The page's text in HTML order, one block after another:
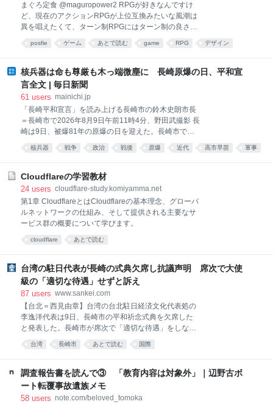
が、やったことを残してみます。 2026年6月にGoogle
のエンジニアリングリーダー Addy Osmani 氏が名付
けた概念で、こう表現されています。 Loop
engineering is replacing yourself as the person who
り、途中で休憩したりできるのがターン制の良さじゃない
ですか もっとターン制を煮詰めて欲しい→「既出だと思う
がここはオクトパストラベラーを推したい(´・ω・｀)」
まぐろ定食 @maguropower2 RPGが好きなんですけ
ど、現在のアクションRPGが上位互換みたいな風潮は
異を唱えたくて、ターン制RPGにはターン制の良さが
あると思ってます 一手をじっくり考えられたり、途中
で休憩したりできるのがターン制の良さじゃないです
15:27:27
posfie ゲーム あとで読む game RPG デザイン
核兵器は命も尊厳も木っ端微塵に 長崎原爆の日、平和宣
言全文 | 毎日新聞
61 users mainichi.jp
「長崎平和宣言」を読み上げる長崎市の鈴木史朗市長
＝長崎市で2026年8月9日午前11時4分、野田武撮影 長
崎は9日、被爆81年の原爆の日を迎えた。長崎市で平
和祈念式典が開かれ、鈴木史朗市長が長崎平和宣言を
読み上げた。全文は次の通り。 1945年8月9日、米軍
を破壊し、その年の終わりまでに人口の3分の2にあた
る15万もの人々が死傷しました。 13歳で被爆した
故・吉田勝二さんは、地獄のような惨状をこう語って
います。 爆心地の方に向かうと黒焦げで炭化した人、
目が飛び出ている人、内臓が飛び出した人、手足がな
と、ここも焼けただれた多くの人が、油と血と汚れた
は、全身血だらけ、皮膚は剥がれ体の下の方にだらり
とぶら下がっていた。顔も皮膚は付いていたものの、
どす黒く焼
核兵器 戦争 政治 戦後 原爆 近代 高市早苗 軍事
Cloudflareの学習教材
24 users cloudflare-study.komiyamma.net
第1章 CloudflareとはCloudflareの基本理念、グローバ
ルネットワークの仕組み、そして提供される主要なサ
ービス群の概要について学びます。
cloudflare あとで読む
台湾の駐日代表が長崎の式典欠席し抗議声明 席次で大使
級の「適切な待遇」せずと訴え
87 users www.sankei.com
【台北＝西見由章】台湾の台北駐日経済文化代表処の
李逸洋代表は9日、長崎市の平和祈念式典を欠席した
と発表した。長崎市が席次で「適切な待遇」をしなか
ったためだとして「厳正に抗議する」とした。式典に
は福岡弁事処の処長が代理で出席した。 声明は、国会
着席場所を「外交団エリア外にあえて配置」したと主
張。「核兵器開発計画を拡張している中国」の意向を
受けたもので、「極めて遺憾で失望を感じる」とし
た。 長崎市によると、台湾の代表団の着席場所は「海
台湾 長崎市 あとで読む 国際
調査報告書を読んで③ 「教育内容は対象外」｜辺野古ボ
ート転覆事故遺族メモ
58 users note.com/beloved_tomoka